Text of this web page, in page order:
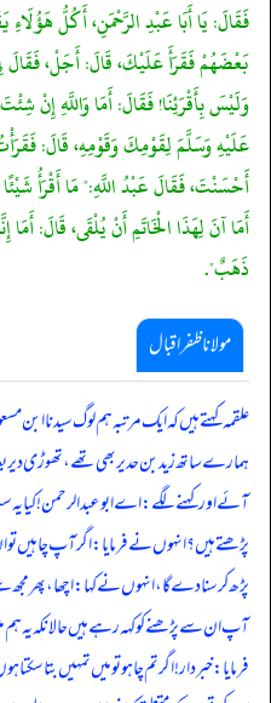
فَقَالَ: يَا أَبَا عَبْدِ الرَّحْمَنِ، أَكُلُّ
بَعْضَهُمْ فَقَرَأَ عَلَيْكَ، قَالَ: أَجَلْ، فَقَالَ
وَلَيْسَ بِأَقْرَئِنَا! فَقَالَ: أَمَا وَاللَّهِ إِنْ
عَلَيْهِ وَسَلَّمَ لِقَوْمِكَ وَقَوْمِهِ، قَالَ:
أَحْسَنْتَ، فَقَالَ عَبْدُ اللَّهِ:" مَا أَقْرَأُ
أَمَا آنَ لِهَذَا الْخَاتَمِ أَنْ يُلْقَى، قَالَ: أَمَا
ذَهَبٌ".
مولانا ظفر اقبال
علقمہ کہتے ہیں کہ ایک مرتبہ ہم لوگ سیدنا
ہمارے ساتھ زید بن حدیر بھی تھے، تھوڑی
آئے اور کہنے لگے: اے ابوعبدالرحمن! کیا
پڑھتے ہیں؟ انہوں نے فرمایا: اگر آپ چاہیں
پڑھ کر سنا دے گا، انہوں نے کہا: اچھا، پھر مجھ
آپ ان سے پڑھنے کو کہہ رہے ہیں حالانکہ یہ
فرمایا: خبردار! اگر تم چاہو تو میں تمہیں بتا سکتا